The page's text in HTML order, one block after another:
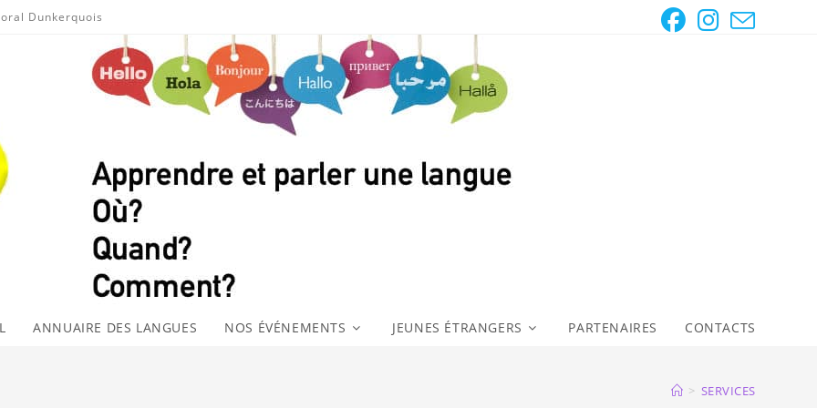
Dunkerquois
ANNUAIRE DES LANGUES NOS ÉVÉNEMENTS JEUNES ÉTRANGERS PARTENAIRES CONTACTS
> SERVICES